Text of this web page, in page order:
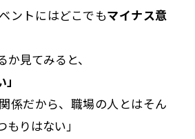
ントにはどこでもマイナス意
か見てみると、
係だから、職場の人とはそん
りはない」